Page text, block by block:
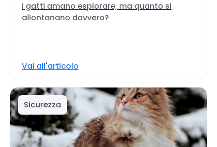
I gatti amano esplorare, ma quanto si
allontanano davvero?
Vai all'articolo
Sicurezza